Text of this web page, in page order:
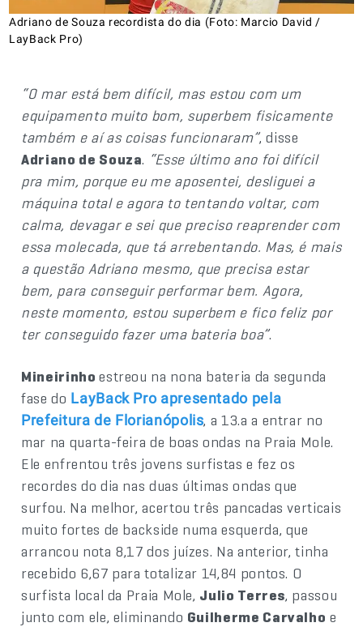
Adriano de Souza recordista do dia (Foto: Marcio David /
LayBack Pro)
“O mar está bem difícil, mas estou com um
equipamento muito bom, superbem fisicamente
também e aí as coisas funcionaram”, disse
Adriano de Souza. “Esse último ano foi difícil
pra mim, porque eu me aposentei, desliguei a
máquina total e agora to tentando voltar, com
calma, devagar e sei que preciso reaprender com
essa molecada, que tá arrebentando. Mas, é mais
a questão Adriano mesmo, que precisa estar
bem, para conseguir performar bem. Agora,
neste momento, estou superbem e fico feliz por
ter conseguido fazer uma bateria boa”.
Mineirinhoestreou na nona bateria da segunda
fase do LayBack Pro apresentado pela
Prefeitura de Florianópolis, a 13.a a entrar no
mar na quarta-feira de boas ondas na Praia Mole.
Ele enfrentou três jovens surfistas e fez os
recordes do dia nas duas últimas ondas que
surfou. Na melhor, acertou três pancadas verticais
muito fortes de backside numa esquerda, que
arrancou nota 8,17 dos juízes. Na anterior, tinha
recebido 6,67 para totalizar 14,84 pontos. O
surfista local da Praia Mole, Julio Terres, passou
junto com ele, eliminando Guilherme Carvalho e